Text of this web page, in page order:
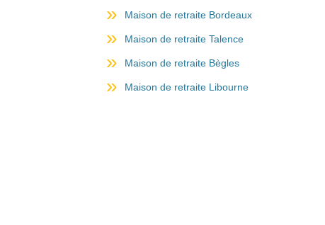
Maison de retraite Bordeaux
Maison de retraite Talence
Maison de retraite Bègles
Maison de retraite Libourne